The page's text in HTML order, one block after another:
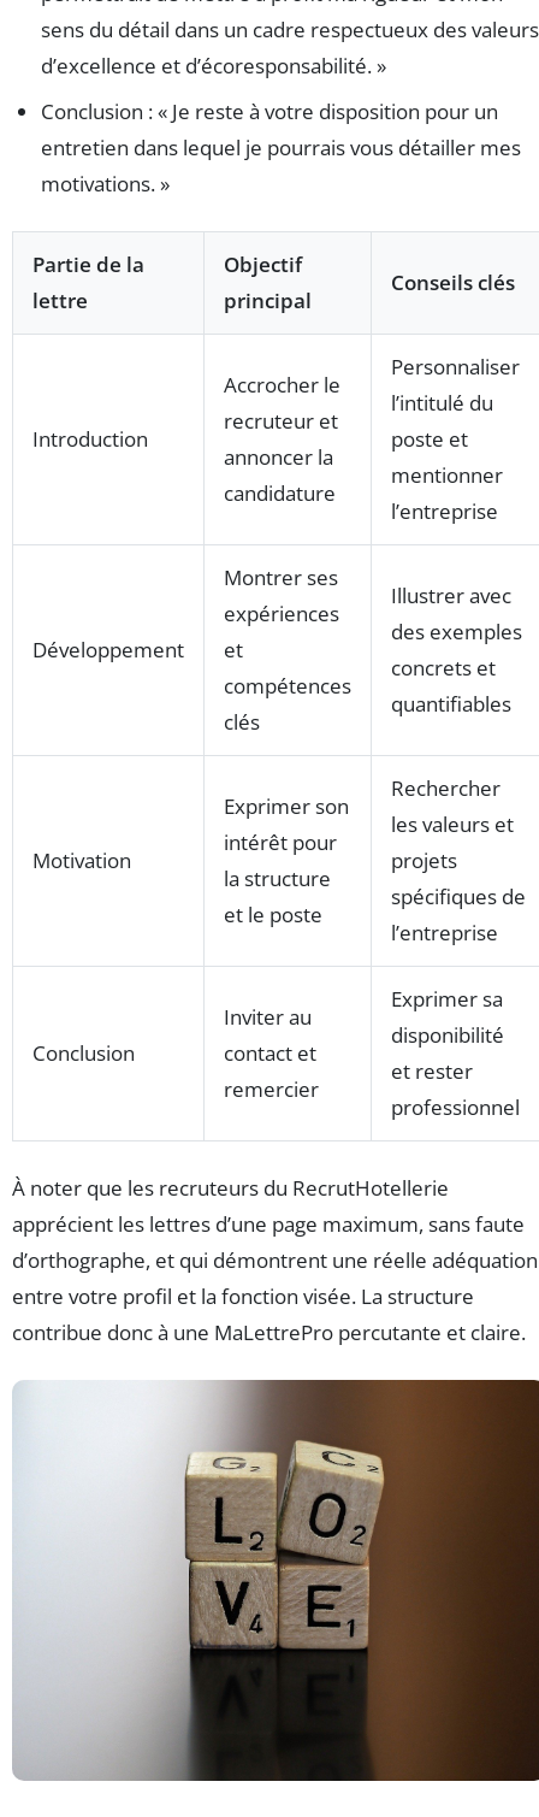
sens du détail dans un cadre respectueux des valeurs
d’excellence et d’écoresponsabilité. »
Conclusion : « Je reste à votre disposition pour un
entretien dans lequel je pourrais vous détailler mes
motivations. »
Partie de la
lettre
Objectif
principal
Conseils clés
Introduction
Accrocher le
recruteur et
annoncer la
candidature
Personnaliser
l’intitulé du
poste et
mentionner
l’entreprise
Développement
Montrer ses
expériences
et
compétences
clés
Illustrer avec
des exemples
concrets et
quantifiables
Motivation
Exprimer son
intérêt pour
la structure
et le poste
Rechercher
les valeurs et
projets
spécifiques de
l’entreprise
Conclusion
Inviter au
contact et
remercier
Exprimer sa
disponibilité
et rester
professionnel
À noter que les recruteurs du RecrutHotellerie
apprécient les lettres d’une page maximum, sans faute
d’orthographe, et qui démontrent une réelle adéquation
entre votre profil et la fonction visée. La structure
contribue donc à une MaLettrePro percutante et claire.